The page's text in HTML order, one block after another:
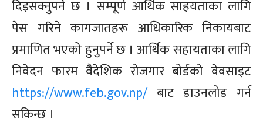
दिइसक्नुपर्ने छ । सम्पूर्ण आर्थिक साहयताका लागि
पेस गरिने कागजातहरू आधिकारिक निकायबाट
प्रमाणित भएको हुनुपर्ने छ ।आर्थिक सहायताका लागि
निवेदन फारम वैदेशिक रोजगार बोर्डको वेवसाइट
https://www.feb.gov.np/बाट डाउनलोड गर्न
सकिन्छ ।